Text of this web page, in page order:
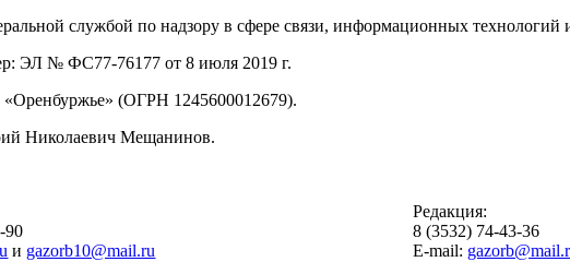
службой по надзору в сфере связи, информационных
ЭЛ № ФС77-76177 от 8 июля 2019 г.
(ОГРН 1245600012679).
Николаевич Мещанинов.
90
и gazorb10@mail.ru
Редакция:
8 (3532) 74-43-36
E-mail: